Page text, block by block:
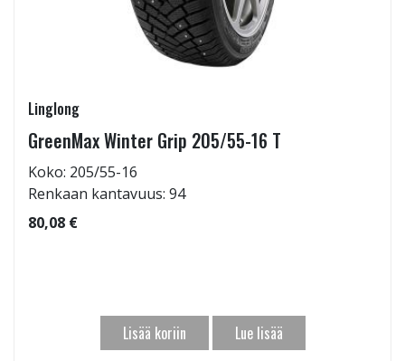
Linglong
GreenMax Winter Grip 205/55-16 T
Koko: 205/55-16
Renkaan kantavuus: 94
80,08 €
Lisää koriin Lue lisää